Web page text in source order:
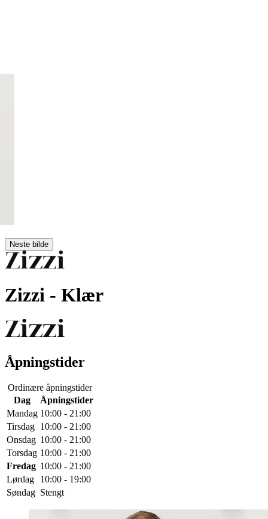
Neste bilde
Zizzi - Klær
Åpningstider
Ordinære åpningstider
Dag
Åpningstider
Mandag 10:00 - 21:00
Tirsdag 10:00 - 21:00
Onsdag 10:00 - 21:00
Torsdag 10:00 - 21:00
Fredag 10:00 - 21:00
Lørdag
10:00 - 19:00
Søndag Stengt